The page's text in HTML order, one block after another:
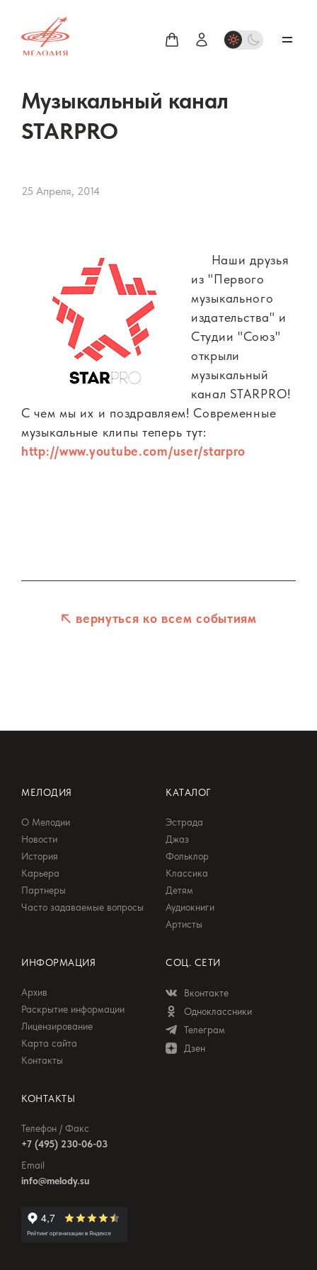
Музыкальный канал
STARPRO
25 Апреля, 2014
Наши друзья
из "Первого
музыкального
издательства" и
Студии "Союз"
открыли
музыкальный
канал STARPRO!
С чем мы их и поздравляем! Современные
музыкальные клипы теперь тут:
http://www.youtube.com/user/starpro
вернуться ко всем событиям
МЕЛОДИЯ
О Мелодии
Новости
История
Карьера
Партнеры
Часто задаваемые вопросы
КАТАЛОГ
Эстрада
Джаз
Фольклор
Классика
Детям
Аудиокниги
Артисты
ИНФОРМАЦИЯ
Архив
Раскрытие информации
Лицензирование
Карта сайта
Контакты
СОЦ. СЕТИ
Вконтакте
Одноклассники
Телеграм
Дзен
КОНТАКТЫ
Телефон / Факс
+7 (495) 230-06-03
Email
info@melody.su